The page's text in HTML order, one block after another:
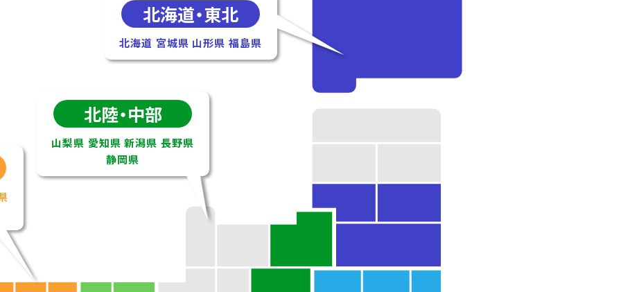
北海道・東北
北海道 宮城県 山形県 福島県
北陸・中部
山梨県 愛知県 新潟県 長野県
静岡県